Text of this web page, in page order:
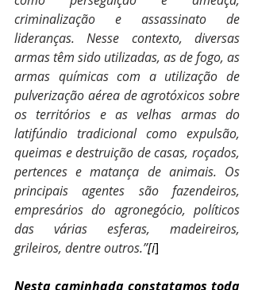
criminalização e assassinato de
lideranças. Nesse contexto, diversas
armas têm sido utilizadas, as de fogo, as
armas químicas com a utilização de
pulverização aérea de agrotóxicos sobre
os territórios e as velhas armas do
latifúndio tradicional como expulsão,
queimas e destruição de casas, roçados,
pertences e matança de animais. Os
principais agentes são fazendeiros,
empresários do agronegócio, políticos
das várias esferas, madeireiros,
grileiros, dentre outros.”[i]
Nesta caminhada constatamos toda